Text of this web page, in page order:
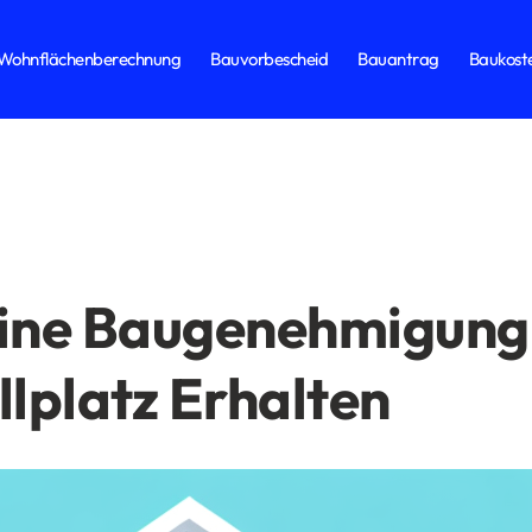
Bauvorbescheid Bauantrag
Erhalten